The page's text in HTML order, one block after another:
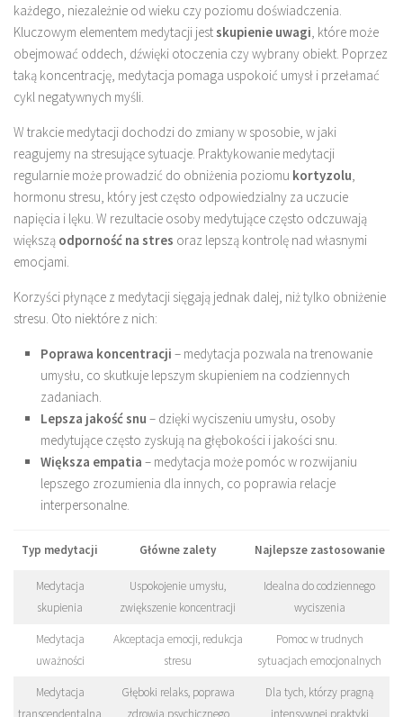
każdego, niezależnie od wieku czy poziomu doświadczenia.
Kluczowym elementem medytacji jestskupienie uwagi , które może
obejmować oddech, dźwięki otoczenia czy wybrany obiekt. Poprzez
taką koncentrację, medytacja pomaga uspokoić umysł i przełamać
cykl negatywnych myśli.
W trakcie medytacji dochodzi do zmiany w sposobie, w jaki
reagujemy na stresujące sytuacje. Praktykowanie medytacji
regularnie może prowadzić do obniżenia poziomu kortyzolu
hormonu stresu, który jest często odpowiedzialny za uczucie
napięcia i lęku. W rezultacie osoby medytujące często odczuwają
większą odporność na stres oraz lepszą kontrolę nad własnymi
emocjami.
Korzyści płynące z medytacji sięgają jednak dalej, niż tylko obniżenie
stresu. Oto niektóre z nich:
Poprawa koncentracji – medytacja pozwala na trenowanie
umysłu, co skutkuje lepszym skupieniem na codziennych
zadaniach.
Lepsza jakość snu – dzięki wyciszeniu umysłu, osoby
medytujące często zyskują na głębokości i jakości snu.
Większa empatia – medytacja może pomóc w rozwijaniu
lepszego zrozumienia dla innych, co poprawia relacje
interpersonalne.
Typ medytacji Główne zalety Najlepsze zastosowanie
Medytacja
skupienia
Uspokojenie umysłu,
zwiększenie koncentracji
Idealna do codziennego
wyciszenia
Medytacja
uważności
Akceptacja emocji, redukcja
stresu
Pomoc w trudnych
sytuacjach emocjonalnych
Medytacja
transcendentalna
Głęboki relaks, poprawa
zdrowia psychicznego
Dla tych, którzy pragną
intensywnej praktyki